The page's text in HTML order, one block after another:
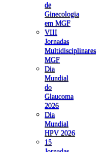
de
Ginecologia
em MGF
VIII
Jornadas
Multidisciplinares
MGF
Dia
Mundial
do
Glaucoma
2026
Dia
Mundial
HPV 2026
15